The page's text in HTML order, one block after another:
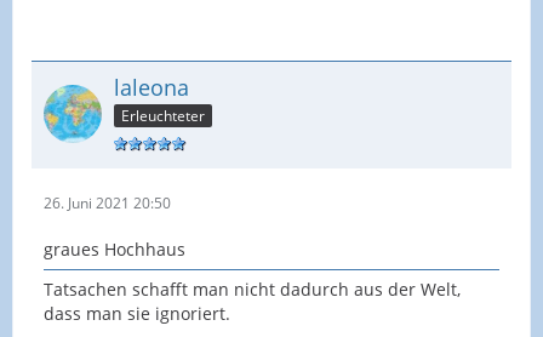
laleona
Erleuchteter
26. Juni 2021 20:50
graues Hochhaus
Tatsachen schafft man nicht dadurch aus der Welt,
dass man sie ignoriert.